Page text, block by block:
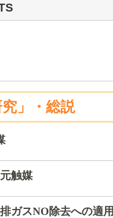
」・総説
触媒
ガスNO除去への適用